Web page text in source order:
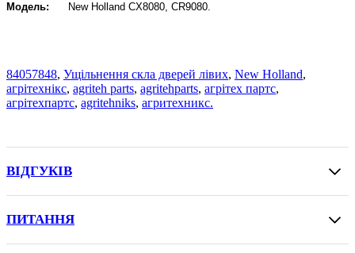
Модель:
New Holland CX8080, CR9080.
84057848, Ущільнення скла дверей лівих, New Holland,
агрітехнікс, agriteh parts, agritehparts, агрітех партс,
агрітехпартс, agritehniks, агритехникс.
ВІДГУКІВ
ПИТАННЯ